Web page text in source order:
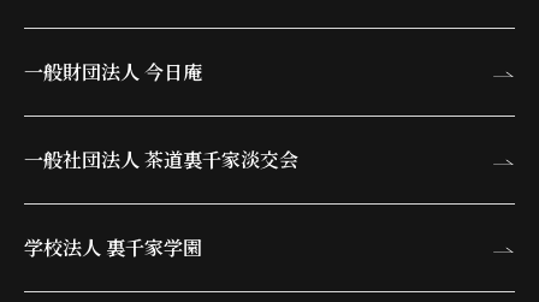
一般財団法人 今日庵
一般社団法人 茶道裏千家淡交会
学校法人 裏千家学園